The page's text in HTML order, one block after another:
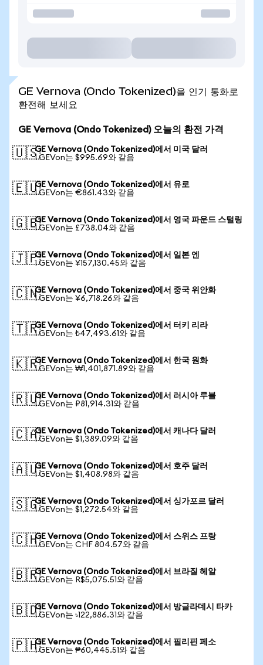
GE Vernova (Ondo Tokenized)을 인기 통화로
환전해 보세요
GE Vernova (Ondo Tokenized) 오늘의 환전 가격
🇺🇸GE Vernova (Ondo Tokenized)에서 미국 달러
1 GEVon는 $995.69와 같음
🇪🇺GE Vernova (Ondo Tokenized)에서 유로
1 GEVon는 €861.43와 같음
🇬🇧GE Vernova (Ondo Tokenized)에서 영국 파운드 스털링
1 GEVon는 £738.04와 같음
🇯🇵GE Vernova (Ondo Tokenized)에서 일본 엔
1 GEVon는 ¥157,130.45와 같음
🇨🇳GE Vernova (Ondo Tokenized)에서 중국 위안화
1 GEVon는 ¥6,718.26와 같음
🇹🇷GE Vernova (Ondo Tokenized)에서 터키 리라
1 GEVon는 ₺47,493.61와 같음
🇰🇷GE Vernova (Ondo Tokenized)에서 한국 원화
1 GEVon는 ₩1,401,871.89와 같음
🇷🇺GE Vernova (Ondo Tokenized)에서 러시아 루블
1 GEVon는 ₽81,914.31와 같음
🇨🇦GE Vernova (Ondo Tokenized)에서 캐나다 달러
1 GEVon는 $1,389.09와 같음
🇦🇺GE Vernova (Ondo Tokenized)에서 호주 달러
1 GEVon는 $1,408.98와 같음
🇸🇬GE Vernova (Ondo Tokenized)에서 싱가포르 달러
1 GEVon는 $1,272.54와 같음
🇨🇭GE Vernova (Ondo Tokenized)에서 스위스 프랑
1 GEVon는 CHF 804.57와 같음
🇧🇷GE Vernova (Ondo Tokenized)에서 브라질 헤알
1 GEVon는 R$5,075.51와 같음
🇧🇩GE Vernova (Ondo Tokenized)에서 방글라데시 타카
1 GEVon는 ৳122,886.31와 같음
🇵🇭GE Vernova (Ondo Tokenized)에서 필리핀 페소
1 GEVon는 ₱60,445.51와 같음